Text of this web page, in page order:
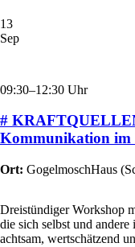
13
Sep
09:30–12:30 Uhr
#
Kommunikation im
Ort: GogelmoschHaus (
Dreistündiger Workshop
die sich selbst und
achtsam, wertschätzend